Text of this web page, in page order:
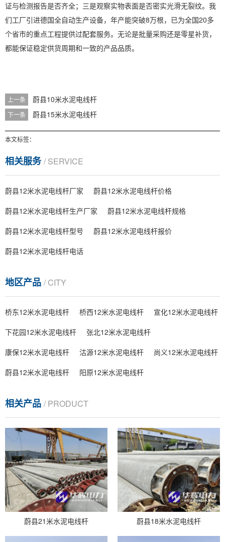
证与检测报告是否齐全；三是观察实物表面是否密实光滑无裂纹。我
们工厂引进德国全自动生产设备，年产能突破8万根，已为全国20多
个省市的重点工程提供过配套服务。无论是批量采购还是零星补货，
都能保证稳定供货周期和一致的产品品质。
上一条 蔚县10米水泥电线杆
下一条 蔚县15米水泥电线杆
本文标签：
相关服务/ SERVICE
蔚县12米水泥电线杆厂家
蔚县12米水泥电线杆价格
蔚县12米水泥电线杆生产厂家
蔚县12米水泥电线杆规格
蔚县12米水泥电线杆型号
蔚县12米水泥电线杆报价
蔚县12米水泥电线杆电话
地区产品 / CITY
桥东12米水泥电线杆 桥西12米水泥电线杆
宣化12米水泥电线杆
下花园12米水泥电线杆
张北12米水泥电线杆
康保12米水泥电线杆
沽源12米水泥电线杆
尚义12米水泥电线杆
蔚县12米水泥电线杆
阳原12米水泥电线杆
相关产品 / PRODUCT
蔚县21米水泥电线杆 蔚县18米水泥电线杆